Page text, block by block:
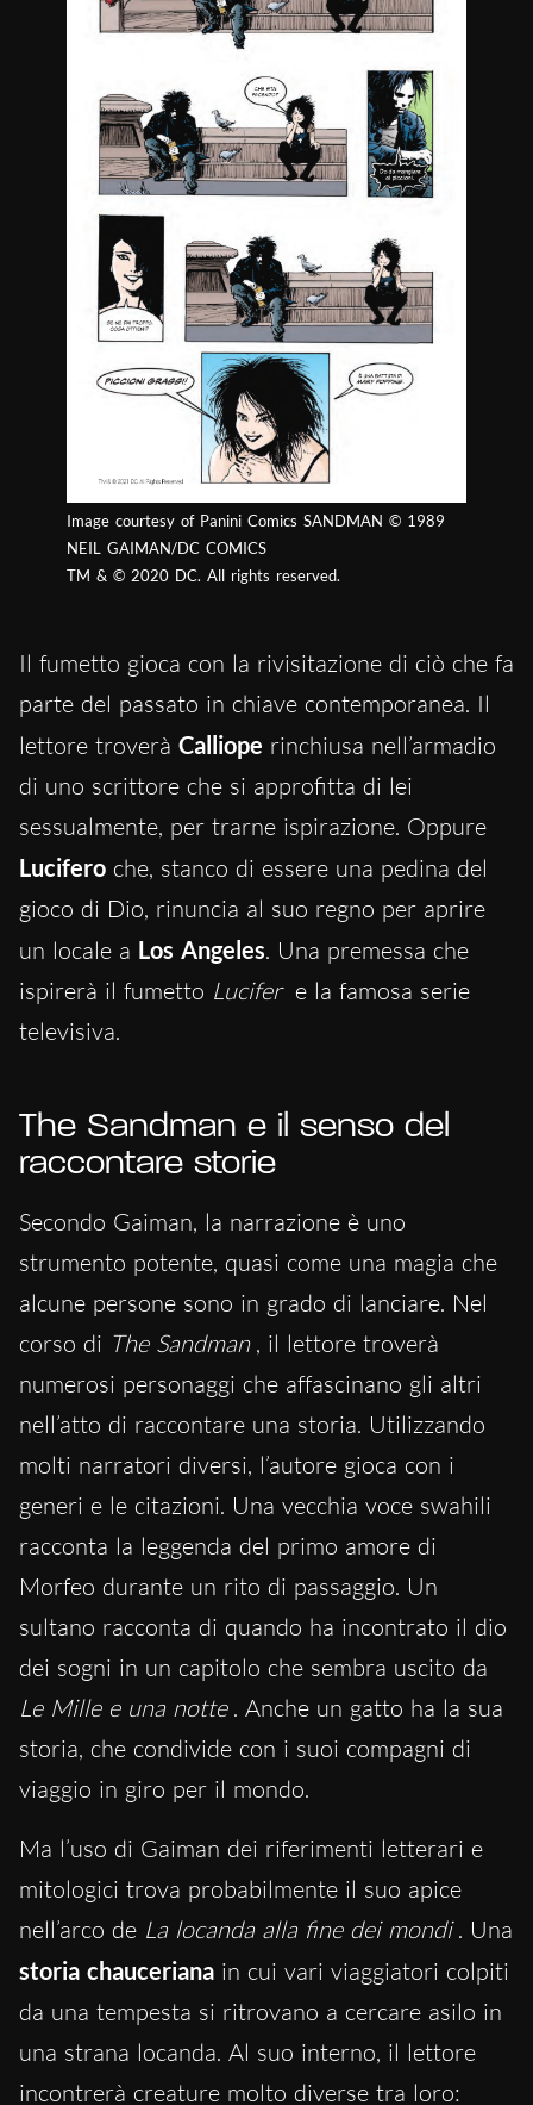
Image courtesy of Panini Comics SANDMAN © 1989
NEIL GAIMAN/DC COMICS
TM & © 2020 DC. All rights reserved.
Il fumetto gioca con la rivisitazione di ciò che fa
parte del passato in chiave contemporanea. Il
lettore troverà Calliope rinchiusa nell’armadio
di uno scrittore che si approfitta di lei
sessualmente, per trarne ispirazione. Oppure
Lucifero che, stanco di essere una pedina del
gioco di Dio, rinuncia al suo regno per aprire
un locale a Los Angeles. Una premessa che
ispirerà il fumetto Lucifer e la famosa serie
televisiva.
The Sandman e il senso del
raccontare storie
Secondo Gaiman, la narrazione è uno
strumento potente, quasi come una magia che
alcune persone sono in grado di lanciare. Nel
corso di The Sandman , il lettore troverà
numerosi personaggi che affascinano gli altri
nell’atto di raccontare una storia. Utilizzando
molti narratori diversi, l’autore gioca con i
generi e le citazioni. Una vecchia voce swahili
racconta la leggenda del primo amore di
Morfeo durante un rito di passaggio. Un
sultano racconta di quando ha incontrato il dio
dei sogni in un capitolo che sembra uscito da
Le Mille e una notte . Anche un gatto ha la sua
storia, che condivide con i suoi compagni di
viaggio in giro per il mondo.
Ma l’uso di Gaiman dei riferimenti letterari e
mitologici trova probabilmente il suo apice
nell’arco de La locanda alla fine dei mondi . Una
storia chauceriana in cui vari viaggiatori colpiti
da una tempesta si ritrovano a cercare asilo in
una strana locanda. Al suo interno, il lettore
incontrerà creature molto diverse tra loro: